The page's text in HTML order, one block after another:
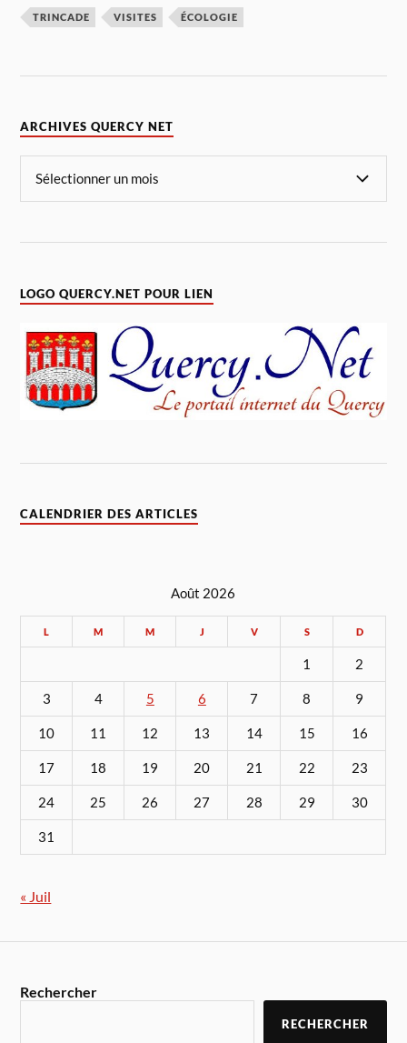
TRINCADE VISITES ÉCOLOGIE
ARCHIVES QUERCY NET
LOGO QUERCY.NET POUR LIEN
CALENDRIER DES ARTICLES
Août 2026
L M M J V S D
1 2
3 4 5 6 7 8 9
10 11 12 13 14 15 16
17 18 19 20 21 22 23
24 25 26 27 28 29 30
31
« Juil
Rechercher
RECHERCHER